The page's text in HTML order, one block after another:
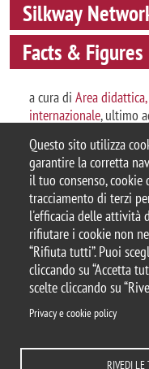
Questo sito utilizza
garantire la corretta
il tuo consenso,
tracciamento di terzi
l'efficacia delle attività
rifiutare i cookie non
“Rifiuta tutti”. Puoi
cliccando su “Accetta
scelte cliccando su
Privacy e cookie policy
RIVEDI LE
Silkway
Facts & Figures
a cura di Area
internazionale, ultimo
© 2025
Piazza
Casella
P.I.